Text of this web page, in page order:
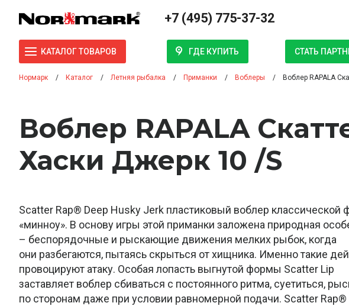
+7 (495) 775-37-32
КАТАЛОГ ТОВАРОВ ГДЕ КУПИТЬ СТАТЬ
Нормарк Каталог Летняя рыбалка Приманки Воблеры Воблер RAPALA
Воблер RAPALA
Хаски Джерк 10 /S
Scatter Rap® Deep Husky Jerk пластиковый воблер классической
«минноу». В основу игры этой приманки заложена природная
– беспорядочные и рыскающие движения мелких рыбок, когда
они разбегаются, пытаясь скрыться от хищника. Именно такие
провоцируют атаку. Особая лопасть выгнутой формы Scatter Lip
заставляет воблер сбиваться с постоянного ритма, суетиться,
по сторонам даже при условии равномерной подачи. Scatter Rap®